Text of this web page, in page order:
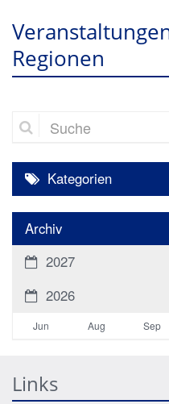
Regionen
Suche
Kategorien
Archiv
2027
2026
Jun Aug Sep
Links